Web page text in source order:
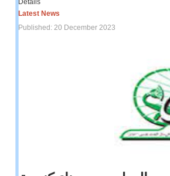
Details
Latest News
Published: 20 December 2023